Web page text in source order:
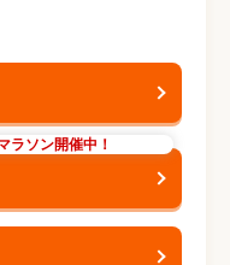
ラソン開催中！